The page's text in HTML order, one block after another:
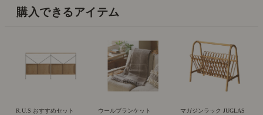
購入できるアイテム
R.U.S おすすめセット
ウールブランケット
マガジンラック JUGLAS